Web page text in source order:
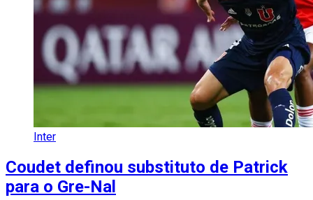
Inter
Coudet definou substituto de Patrick
para o Gre-Nal